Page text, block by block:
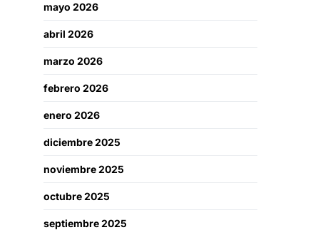
mayo 2026
abril 2026
marzo 2026
febrero 2026
enero 2026
diciembre 2025
noviembre 2025
octubre 2025
septiembre 2025